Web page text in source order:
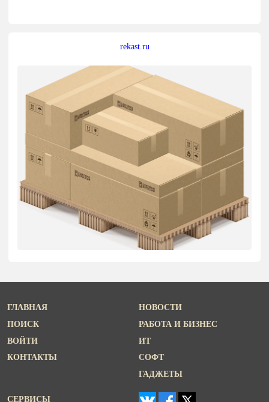
rekast.ru
ГЛАВНАЯ
ПОИСК
ВОЙТИ
КОНТАКТЫ
НОВОСТИ
РАБОТА И БИЗНЕС
ИТ
СОФТ
ГАДЖЕТЫ
СЕРВИСЫ